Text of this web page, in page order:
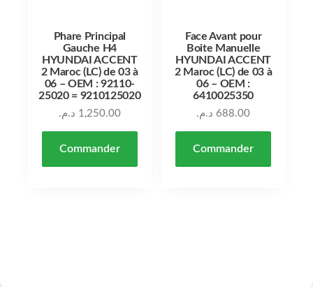
Phare Principal
Gauche H4
HYUNDAI ACCENT
2 Maroc (LC) de 03 à
06 – OEM : 92110-
25020 = 9210125020
1,250.00 د.م.
Commander
Face Avant pour
Boite Manuelle
HYUNDAI ACCENT
2 Maroc (LC) de 03 à
06 – OEM :
6410025350
688.00 د.م.
Commander